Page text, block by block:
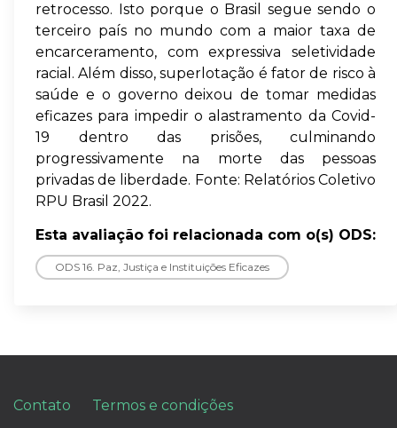
retrocesso. Isto porque o Brasil segue sendo o
terceiro país no mundo com a maior taxa de
encarceramento, com expressiva seletividade
racial. Além disso, superlotação é fator de risco à
saúde e o governo deixou de tomar medidas
eficazes para impedir o alastramento da Covid-
19 dentro das prisões, culminando
progressivamente na morte das pessoas
privadas de liberdade. Fonte: Relatórios Coletivo
RPU Brasil 2022.
Esta avaliação foi relacionada com o(s) ODS:
ODS 16. Paz, Justiça e Instituições Eficazes
Contato Termos e condições